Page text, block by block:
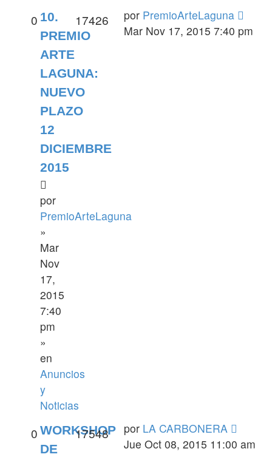
10.
PREMIO
ARTE
LAGUNA:
NUEVO
PLAZO
12
DICIEMBRE
2015
por
PremioArteLaguna
»
Mar
Nov
17,
2015
7:40
pm
»
en
Anuncios
y
Noticias
0 17426 por PremioArteLaguna
Mar Nov 17, 2015 7:40 pm
WORKSHOP
DE
0 17548 por LA CARBONERA
Jue Oct 08, 2015 11:00 am